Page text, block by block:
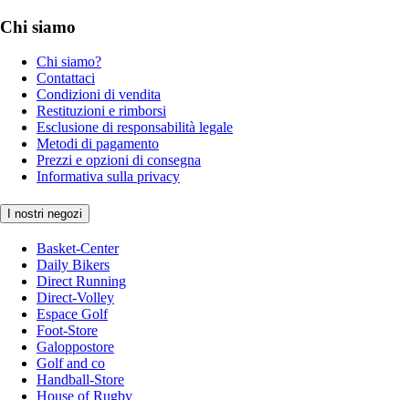
Chi siamo
Chi siamo?
Contattaci
Condizioni di vendita
Restituzioni e rimborsi
Esclusione di responsabilità legale
Metodi di pagamento
Prezzi e opzioni di consegna
Informativa sulla privacy
I nostri negozi
Basket-Center
Daily Bikers
Direct Running
Direct-Volley
Espace Golf
Foot-Store
Galoppostore
Golf and co
Handball-Store
House of Rugby